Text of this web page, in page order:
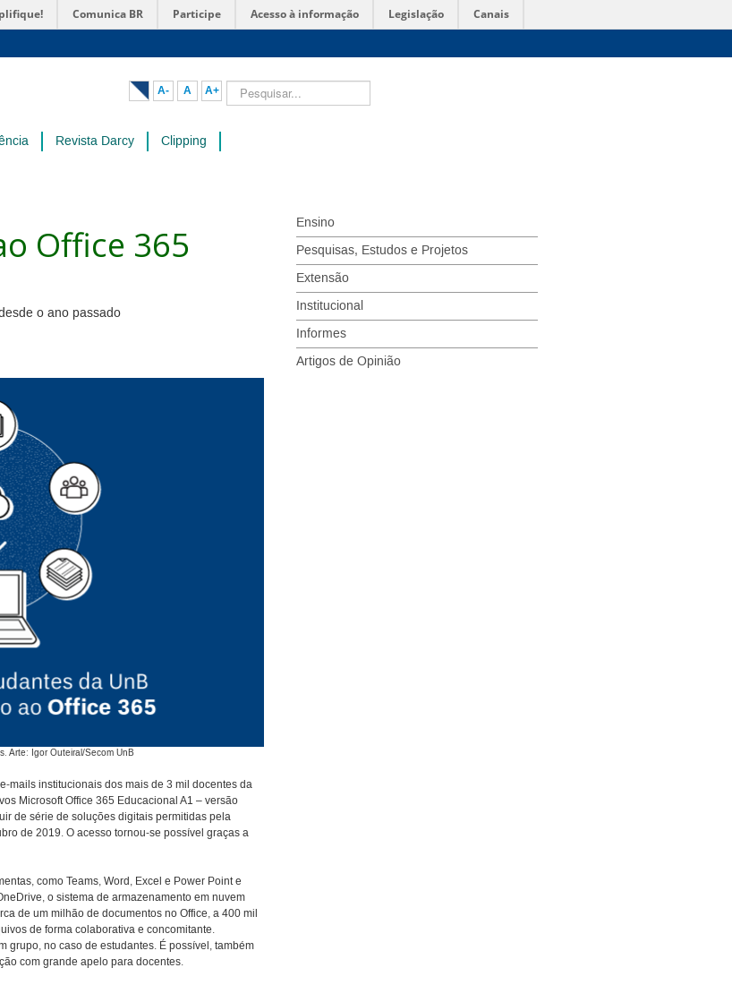
Comunica BR Participe Acesso à informação Legislação Canais
A- A A+ Pesquisar...
Revista Darcy Clipping
Office 365
o ano passado
Arte: Igor Outeiral/Secom UnB
mails institucionais dos mais de 3 mil docentes da
Microsoft Office 365 Educacional A1 – versão
de série de soluções digitais permitidas pela
de 2019. O acesso tornou-se possível graças a
como Teams, Word, Excel e Power Point e
o sistema de armazenamento em nuvem
de um milhão de documentos no Office, a 400 mil
de forma colaborativa e concomitante.
grupo, no caso de estudantes. É possível, também
com grande apelo para docentes.
Ensino
Pesquisas, Estudos e Projetos
Extensão
Institucional
Informes
Artigos de Opinião